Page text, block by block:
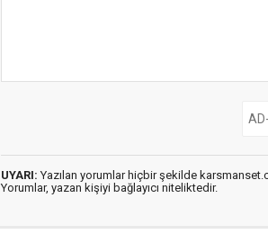
UYARI: Yazılan yorumlar hiçbir şekilde
Yorumlar, yazan kişiyi bağlayıcı niteliktedir.